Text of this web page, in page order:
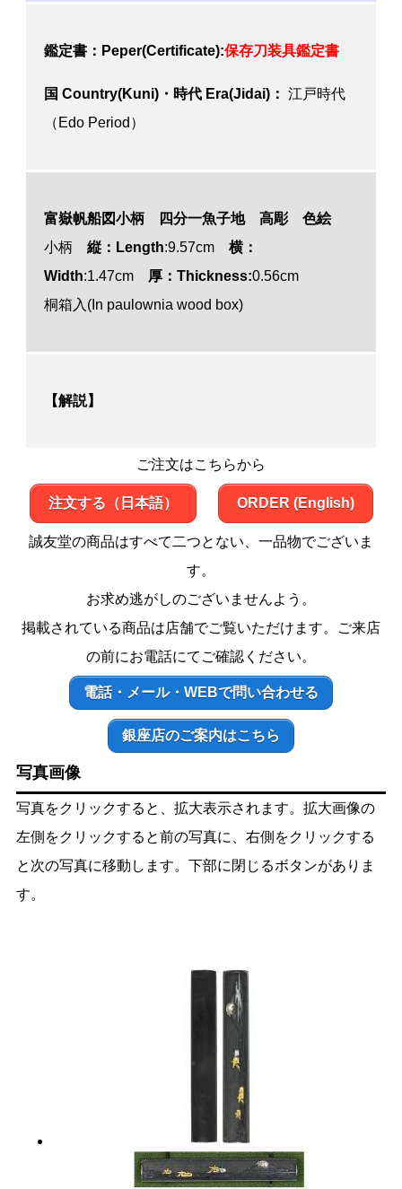
鑑定書：Peper(Certificate):保存刀装具鑑定書
国 Country(Kuni)・時代 Era(Jidai)： 江戸時代
（Edo Period）
富嶽帆船図小柄 四分一魚子地 高彫 色絵
小柄 縦：Length:9.57cm 横：
Width:1.47cm 厚：Thickness:0.56cm
桐箱入(In paulownia wood box)
【解説】
ご注文はこちらから
注文する（日本語） ORDER (English)
誠友堂の商品はすべて二つとない、一品物でございま
す。
お求め逃がしのございませんよう。
掲載されている商品は店舗でご覧いただけます。ご来店
の前にお電話にてご確認ください。
電話・メール・WEBで問い合わせる
銀座店のご案内はこちら
写真画像
写真をクリックすると、拡大表示されます。拡大画像の
左側をクリックすると前の写真に、右側をクリックする
と次の写真に移動します。下部に閉じるボタンがありま
す。